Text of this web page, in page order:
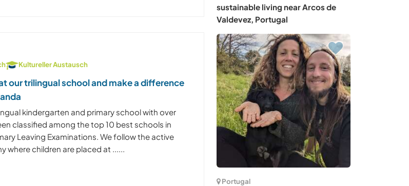
Kultureller Austausch
our trilingual school and make a difference
kindergarten and primary school with over
classified among the top 10 best schools in
Leaving Examinations. We follow the active
where children are placed at ......
sustainable living near Arcos de
Valdevez, Portugal
Portugal